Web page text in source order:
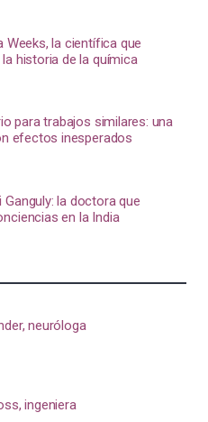
Weeks, la científica que
historia de la química
para trabajos similares: una
efectos inesperados
Ganguly: la doctora que
en la India
neuróloga
ingeniera